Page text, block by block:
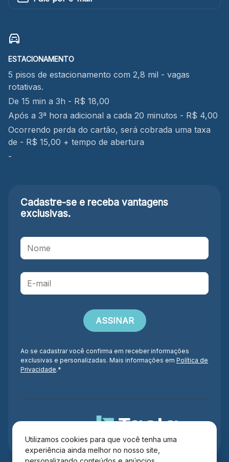
Utilizamos cookies para que você tenha uma
experiência ainda melhor no nosso site,
ESTACIONAMENTO
5 pisos de estacionamento com 2,8 mil - vagas
rotativas.
De 15 min a 3h - R$ 18,00
Após a 3ª hora adicional a cada 20 minutos - R$ 4,00
Ocorrendo perda do cartão, será cobrada uma taxa
de - R$ 15,00 + tempo de abertura
-
Cadastre-se e receba vantagens
exclusivas.
Ao se cadastrar você confirma em receber informações
exclusivas e personalizadas. Mais informações em Política de
Privacidade.*